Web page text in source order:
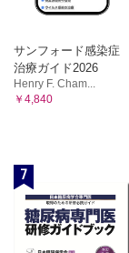
サンフォード感染症
治療ガイド2026
Henry F. Cham...
￥4,840
7